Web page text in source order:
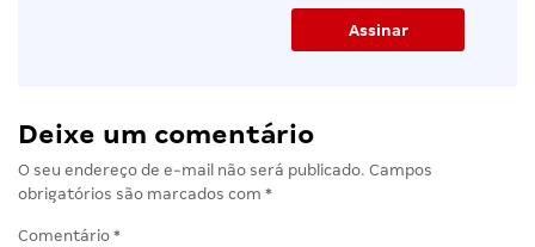
Deixe um comentário
O seu endereço de e-mail não será publicado. Campos
obrigatórios são marcados com *
Comentário *